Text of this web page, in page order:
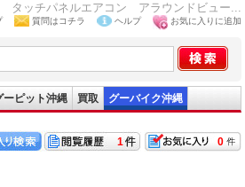
ッチパネルエアコン アラウンドビュー...
質問はコチラ ヘルプ お気に入りに追加
ーピット沖縄 買取 グーバイク沖縄
0
1